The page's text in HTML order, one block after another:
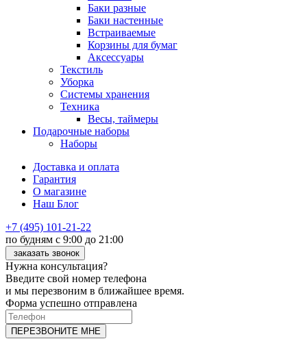
Баки разные
Баки настенные
Встраиваемые
Корзины для бумаг
Аксессуары
Текстиль
Уборка
Системы хранения
Техника
Весы, таймеры
Подарочные наборы
Наборы
Доставка и оплата
Гарантия
О магазине
Наш Блог
+7 (495) 101-21-22
по будням с 9:00 до 21:00
заказать звонок
Нужна консультация?
Введите свой номер телефона
и мы перезвоним в ближайшее время.
Форма успешно отправлена
ПЕРЕЗВОНИТЕ МНЕ